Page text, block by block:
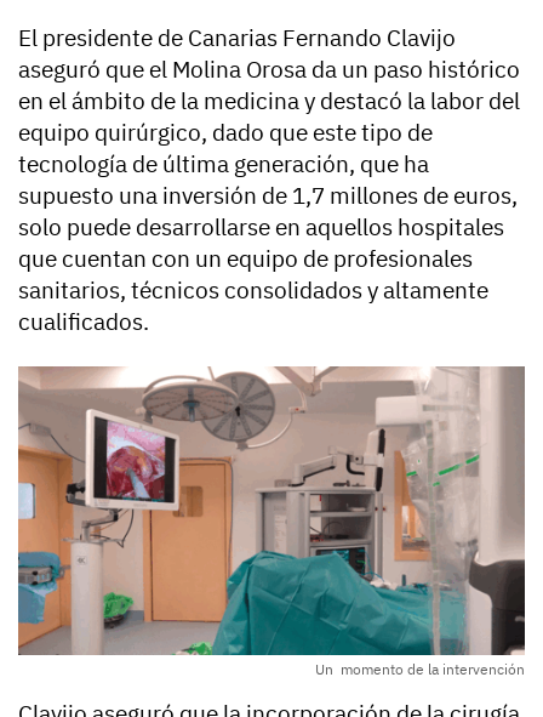
El presidente de Canarias Fernando Clavijo
aseguró que el Molina Orosa da un paso histórico
en el ámbito de la medicina y destacó la labor del
equipo quirúrgico, dado que este tipo de
tecnología de última generación, que ha
supuesto una inversión de 1,7 millones de euros,
solo puede desarrollarse en aquellos hospitales
que cuentan con un equipo de profesionales
sanitarios, técnicos consolidados y altamente
cualificados.
Un momento de la intervención